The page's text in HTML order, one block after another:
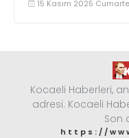
15 Kasım 2025
Kocaeli Haberleri,
adresi. Kocaeli
Son
https://